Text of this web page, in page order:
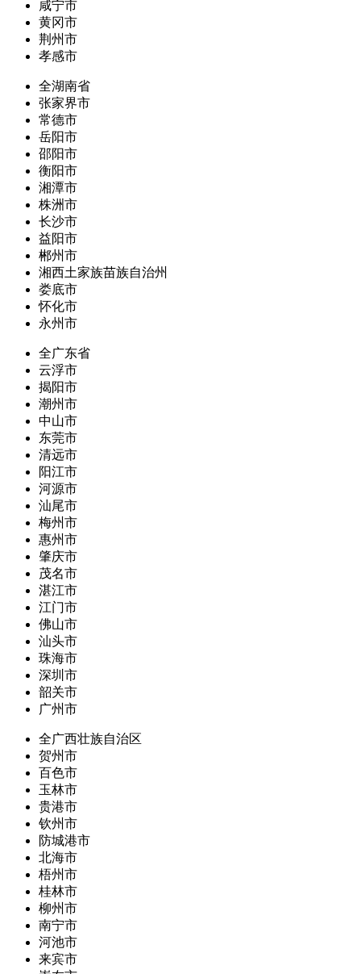
咸宁市
黄冈市
荆州市
孝感市
全湖南省
张家界市
常德市
岳阳市
邵阳市
衡阳市
湘潭市
株洲市
长沙市
益阳市
郴州市
湘西土家族苗族自治州
娄底市
怀化市
永州市
全广东省
云浮市
揭阳市
潮州市
中山市
东莞市
清远市
阳江市
河源市
汕尾市
梅州市
惠州市
肇庆市
茂名市
湛江市
江门市
佛山市
汕头市
珠海市
深圳市
韶关市
广州市
全广西壮族自治区
贺州市
百色市
玉林市
贵港市
钦州市
防城港市
北海市
梧州市
桂林市
柳州市
南宁市
河池市
来宾市